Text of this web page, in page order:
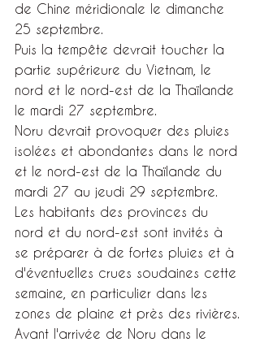
de Chine méridionale le dimanche
25 septembre.
Puis la tempête devrait toucher la
partie supérieure du Vietnam, le
nord et le nord-est de la Thaïlande
le mardi 27 septembre.
Noru devrait provoquer des pluies
isolées et abondantes dans le nord
et le nord-est de la Thaïlande du
mardi 27 au jeudi 29 septembre.
Les habitants des provinces du
nord et du nord-est sont invités à
se préparer à de fortes pluies et à
d'éventuelles crues soudaines cette
semaine, en particulier dans les
zones de plaine et près des rivières.
Avant l'arrivée de Noru dans le